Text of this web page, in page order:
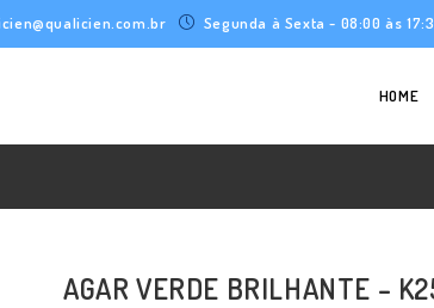
Segunda à Sexta - 08:00 às
HOME
AGAR VERDE BRILHANTE –